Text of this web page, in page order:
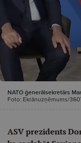
NATO ģenerālsekretārs
Foto: Ekrānuzņēmums/
ASV prezidents